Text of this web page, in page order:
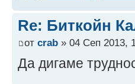
Re: Биткойн
от crab » 04 Сеп 2013,
Да дигаме